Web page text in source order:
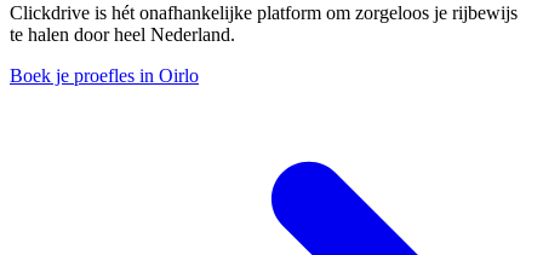
Clickdrive is hét onafhankelijke platform om zorgeloos je rijbewijs
te halen door heel Nederland.
Boek je proefles in Oirlo